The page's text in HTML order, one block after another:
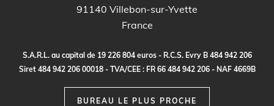
91140 Villebon-sur-Yvette
France
S.A.R.L. au capital de 19 226804 euros - R.C.S. Evry B 484942206
Siret 484 942206 00018 - TVA/CEE : FR 66484 942206 - NAF 4669B
BUREAU LE PLUS PROCHE